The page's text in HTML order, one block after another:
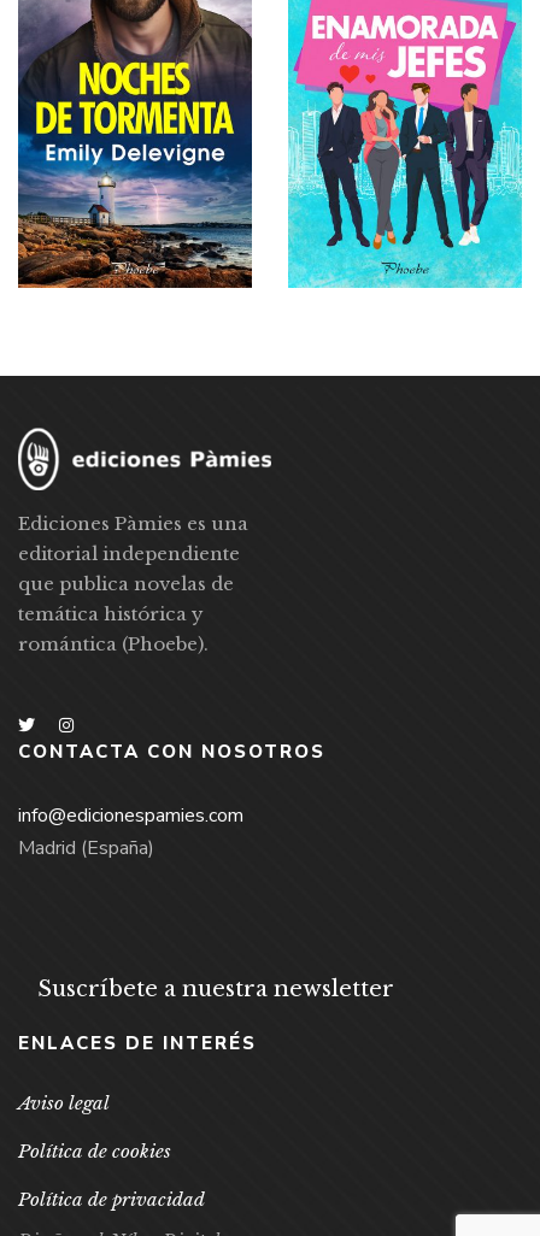
Ediciones Pàmies es una
editorial independiente
que publica novelas de
temática histórica y
romántica (Phoebe).
CONTACTA CON NOSOTROS
info@edicionespamies.com
Madrid (España)
Suscríbete a nuestra newsletter
ENLACES DE INTERÉS
Aviso legal
Política de cookies
Política de privacidad